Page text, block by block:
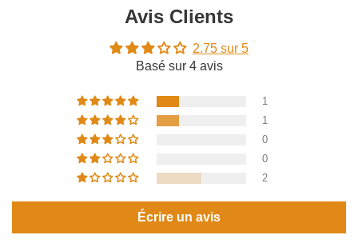
Avis Clients
2.75 sur 5
Basé sur 4 avis
1
1
0
0
2
Écrire un avis